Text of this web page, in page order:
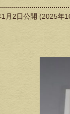
月2日公開 (2025年